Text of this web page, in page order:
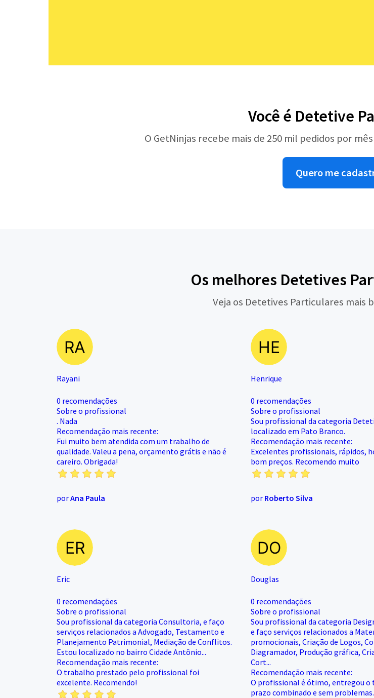
Você é Detetive
O GetNinjas recebe mais de 250 mil pedidos por
Quero me
Os melhores Detetives
Veja os Detetives Particulares mais
Rayani
0 recomendações
Sobre o profissional
. Nada
Recomendação mais recente:
Fui muito bem atendida com um trabalho de
qualidade. Valeu a pena, orçamento grátis e não é
careiro. Obrigada!
porAna Paula
Henrique
0 recomendações
Sobre o profissional
Sou profissional da categoria
localizado em Pato Branco.
Recomendação mais recente:
Excelentes profissionais, rápidos,
bom preços. Recomendo muito
por Roberto Silva
Eric
0 recomendações
Sobre o profissional
Sou profissional da categoria Consultoria, e faço
serviços relacionados a Advogado, Testamento e
Planejamento Patrimonial, Mediação de Conflitos.
Estou localizado no bairro Cidade Antônio...
Recomendação mais recente:
O trabalho prestado pelo profissional foi
excelente. Recomendo!
Douglas
0 recomendações
Sobre o profissional
Sou profissional da categoria
e faço serviços relacionados a
promocionais, Criação de Logos,
Diagramador, Produção gráfica,
Cort...
Recomendação mais recente:
O profissional é ótimo, entregou o
prazo combinado e sem problemas.